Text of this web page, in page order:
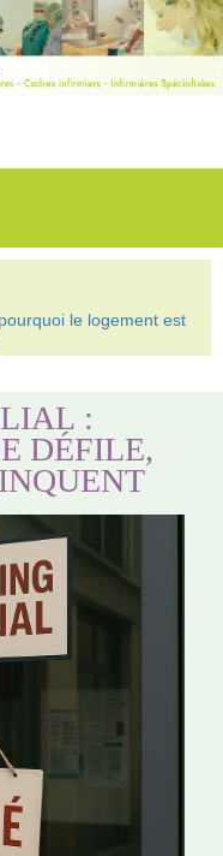
le logement est
:
DÉFILE,